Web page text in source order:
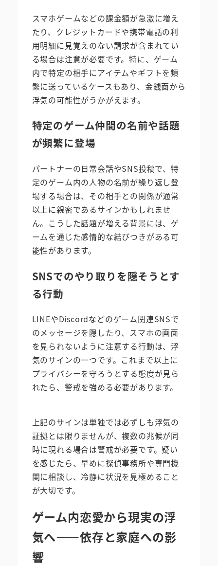
スマホゲームなどの課金額が急激に増え
たり、クレジットカードや携帯電話の利
用明細に見覚えのない請求が含まれてい
る場合は注意が必要です。特に、ゲーム
内で特定の相手にアイテムやギフトを頻
繁に送っているケースもあり、金銭面から
浮気の可能性がうかがえます。
特定のゲーム仲間の名前や話題
が頻繁に登場
パートナーの日常会話やSNS投稿で、特
定のゲーム内の人物の名前が繰り返し登
場する場合は、その相手との関係が通常
以上に親密であるサインかもしれませ
ん。こうした話題が増える背景には、ゲ
ームを通じた感情的な結びつきがある可
能性があります。
SNSでのやり取りを隠そうとす
る行動
LINEやDiscordなどのゲーム関連SNSで
のメッセージを隠したり、スマホの画面
を見られないように注意する行動は、浮
気のサインの一つです。これまで以上に
プライバシーを守ろうとする態度が見ら
れたら、警戒を強める必要があります。
上記のサインは単独では必ずしも浮気の
証拠とは限りませんが、複数の兆候が同
時に現れる場合は警戒が必要です。疑い
を感じたら、早めに探偵事務所や専門機
関に相談し、冷静に状況を見極めること
が大切です。
ゲーム内恋愛から現実の浮
気へ――依存と家庭への影
響